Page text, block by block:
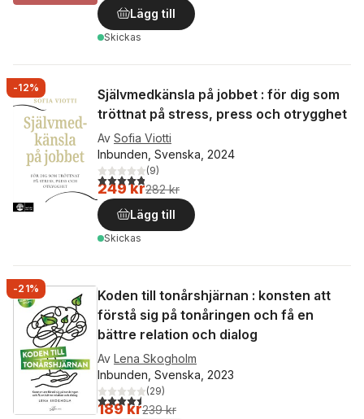
Lägg till
Skickas
-12%
Självmedkänsla på jobbet : för dig som
tröttnat på stress, press och otrygghet
Av Sofia Viotti
Inbunden, Svenska, 2024
4,8utav 5 stjärnor. Totalt antal röster:
(9)
249 kr282 kr
Lägg till
Skickas
-21%
Koden till tonårshjärnan : konsten att
förstå sig på tonåringen och få en
bättre relation och dialog
Av Lena Skogholm
Inbunden, Svenska, 2023
4,5utav 5 stjärnor. Totalt antal röster:
(29)
189 kr239 kr